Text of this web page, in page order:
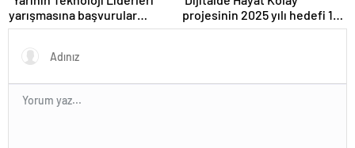
yarışmasına başvurular
devam ediyor
projesinin 2025 yılı hedefi 15
bin girişimci kadın